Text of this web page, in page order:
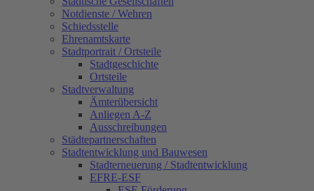
Notdienste / Wehren
Schiedsstelle
Ehrenamtskarte
Stadtportrait / Ortsteile
Stadtgeschichte
Ortsteile
Stadtverwaltung
Ämterübersicht
Anliegen A-Z
Ausschreibungen
Städtepartnerschaften
Stadtentwicklung und Bauwesen
Stadterneuerung / Stadtentwicklung
EFRE-ESF